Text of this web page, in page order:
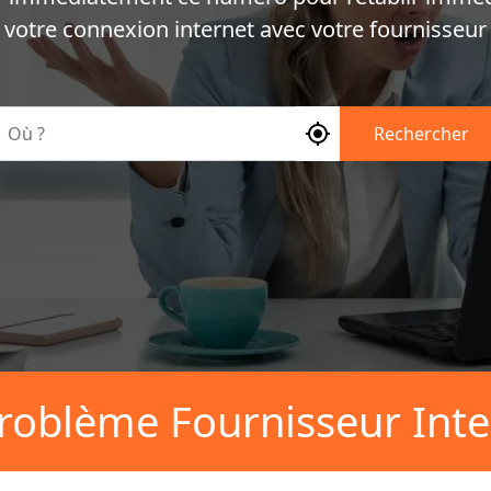
votre connexion internet avec votre fournisseur
Rechercher
Fournisseur